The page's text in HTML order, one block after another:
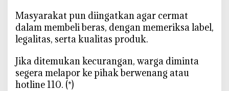
‎Masyarakat pun diingatkan agar cermat
dalam membeli beras, dengan memeriksa label,
legalitas, serta kualitas produk.
‎Jika ditemukan kecurangan, warga diminta
segera melapor ke pihak berwenang atau
hotline 110. (*)